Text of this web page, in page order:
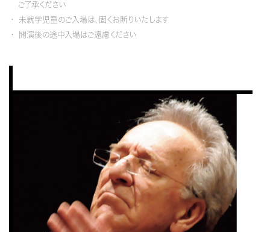
ご了承ください
未就学児童のご入場は、固くお断りいたします
開演後の途中入場はご遠慮ください